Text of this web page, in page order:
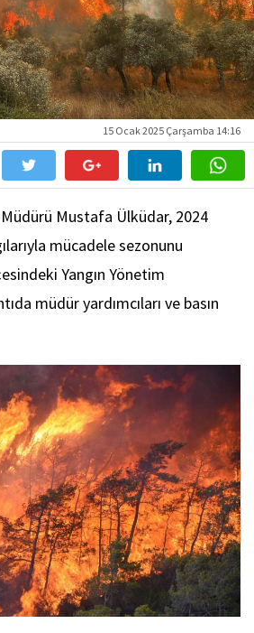
15 Ocak 2025 Çarşamba 14:16
Mustafa Ülküdar, 2024
mücadele sezonunu
Yangın Yönetim
müdür yardımcıları ve basın